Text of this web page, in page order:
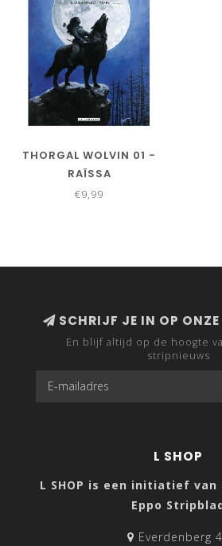
THORGAL WOLVIN 01 -
RAÏSSA
€9,99
SCHRIJF JE IN OP ONZE
En blijf altijd op de hoogte
stripnieuws
L SHOP
L SHOP is een initiatief
Eppo
Everdenberg